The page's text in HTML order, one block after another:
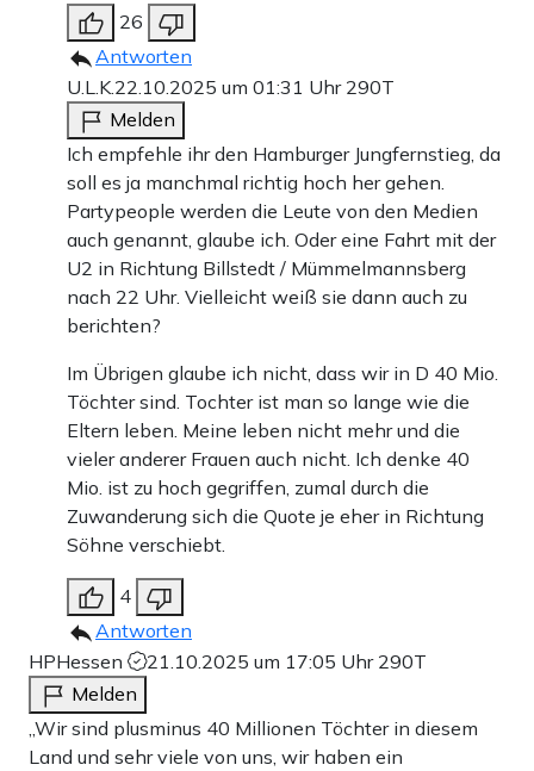
26
Antworten
U.L.K.22.10.2025 um 01:31 Uhr 290T
Melden
Ich empfehle ihr den Hamburger Jungfernstieg, da
soll es ja manchmal richtig hoch her gehen.
Partypeople werden die Leute von den Medien
auch genannt, glaube ich. Oder eine Fahrt mit der
U2 in Richtung Billstedt / Mümmelmannsberg
nach 22 Uhr. Vielleicht weiß sie dann auch zu
berichten?
Im Übrigen glaube ich nicht, dass wir in D 40 Mio.
Töchter sind. Tochter ist man so lange wie die
Eltern leben. Meine leben nicht mehr und die
vieler anderer Frauen auch nicht. Ich denke 40
Mio. ist zu hoch gegriffen, zumal durch die
Zuwanderung sich die Quote je eher in Richtung
Söhne verschiebt.
4
Antworten
HPHessen
21.10.2025 um 17:05 Uhr 290T
Melden
„Wir sind plusminus 40 Millionen Töchter in diesem
Land und sehr viele von uns, wir haben ein